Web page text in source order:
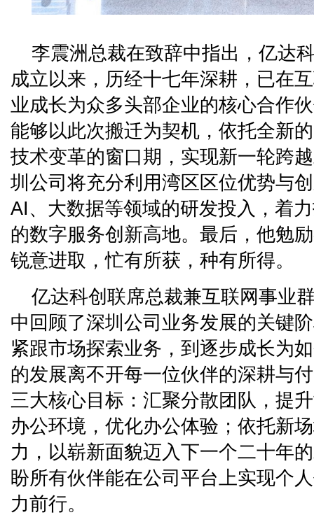
李震洲总裁在致辞中指出，亿达
成立以来，历经十七年深耕，已在
业成长为众多头部企业的核心合作
能够以此次搬迁为契机，依托全新
技术变革的窗口期，实现新一轮跨
圳公司将充分利用湾区区位优势与
AI、大数据等领域的研发投入，着
的数字服务创新高地。最后，他勉
锐意进取，忙有所获，种有所得。
亿达科创联席总裁兼互联网事业
中回顾了深圳公司业务发展的关键
紧跟市场探索业务，到逐步成长为
的发展离不开每一位伙伴的深耕与
三大核心目标：汇聚分散团队，提
办公环境，优化办公体验；依托新
力，以崭新面貌迈入下一个二十年
盼所有伙伴能在公司平台上实现个
力前行。